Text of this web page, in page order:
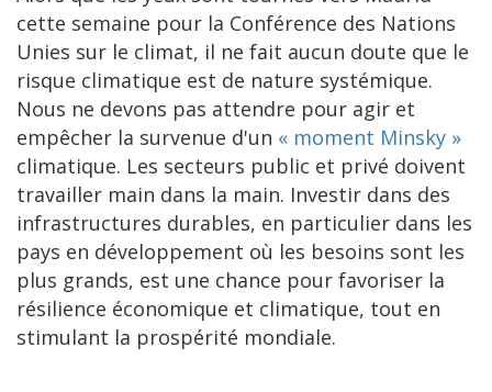
cette semaine pour la Conférence des Nations
Unies sur le climat, il ne fait aucun doute que le
risque climatique est de nature systémique.
Nous ne devons pas attendre pour agir et
empêcher la survenue d'un « moment Minsky »
climatique. Les secteurs public et privé doivent
travailler main dans la main. Investir dans des
infrastructures durables, en particulier dans les
pays en développement où les besoins sont les
plus grands, est une chance pour favoriser la
résilience économique et climatique, tout en
stimulant la prospérité mondiale.